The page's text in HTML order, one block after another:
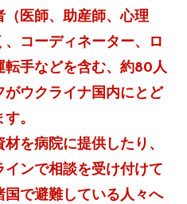
（医師、助産師、心理
コーディネーター、ロ
転手などを含む、約80人
ウクライナ国内にとど
。
を病院に提供したり、
ンで相談を受け付けて
で避難している人々へ